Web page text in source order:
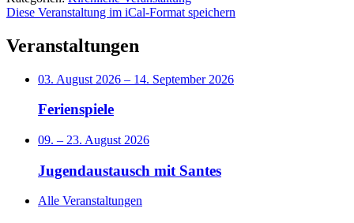
Diese Veranstaltung im iCal-Format speichern
Veranstaltungen
03. August 2026 – 14. September 2026
Ferienspiele
09. – 23. August 2026
Jugendaustausch mit Santes
Alle Veranstaltungen